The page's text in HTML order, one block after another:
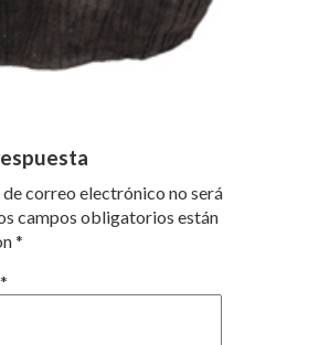
correo electrónico no será
campos obligatorios están
*
*